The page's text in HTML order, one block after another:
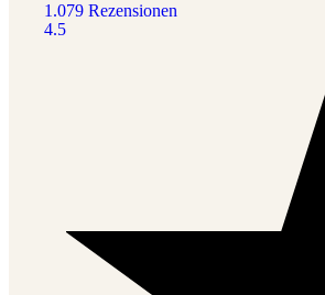
1.079 Rezensionen
4.5